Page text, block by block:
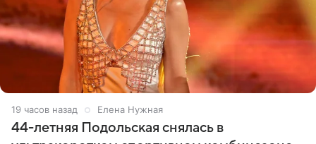
19 часов назад Елена Нужная
44-летняя Подольская снялась в